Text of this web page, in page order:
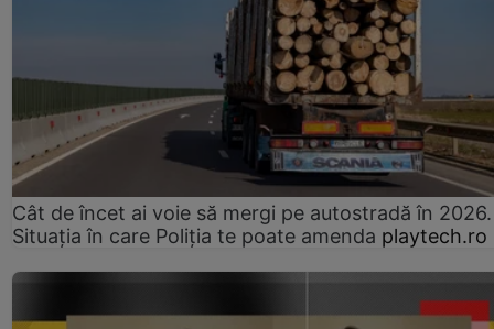
Cât de încet ai voie să mergi pe autostradă în 2026.
Situația în care Poliția te poate amenda playtech.ro